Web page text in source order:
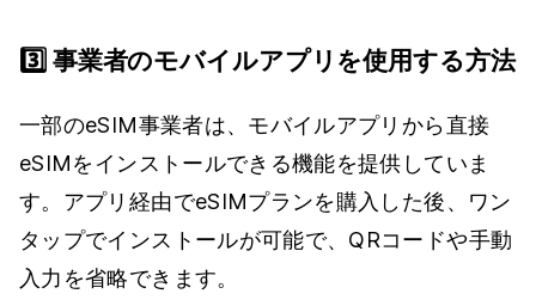
3️⃣ 事業者のモバイルアプリを使用する方法
一部のeSIM事業者は、モバイルアプリから直接
eSIMをインストールできる機能を提供していま
す。アプリ経由でeSIMプランを購入した後、ワン
タップでインストールが可能で、QRコードや手動
入力を省略できます。